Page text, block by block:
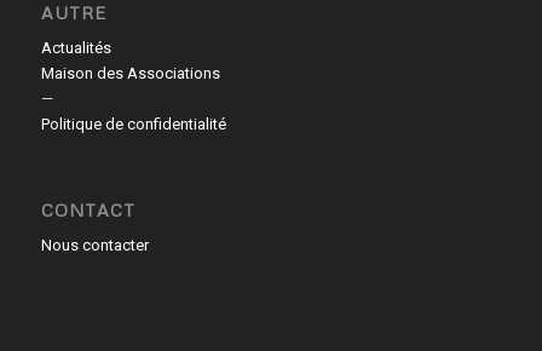
AUTRE
Actualités
Maison des Associations
—
Politique de confidentialité
CONTACT
Nous contacter